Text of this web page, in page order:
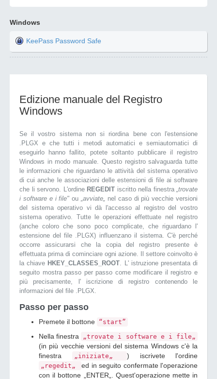
Windows
KeePass Password Safe
Edizione manuale del Registro
Windows
Se il vostro sistema non si riordina bene con l'estensione
.PLGX e che tutti i metodi automatici e semiautomatici di
eseguirlo hanno fallito, potete soltanto pubblicare il registro
Windows in modo manuale. Questo registro salvaguarda tutte
le informazioni che riguardano le attività del sistema operativo
di cui anche le associazioni delle estensioni di file ai software
che li servono. L'ordine REGEDIT iscritto nella finestra „trovate
i software e i file" ou„avviate„ nel caso di più vecchie versioni
del sistema operativo vi dà l'accesso al registro del vostro
sistema operativo. Tutte le operazioni effettuate nel registro
(anche coloro che sono poco complicate, che riguardano l'
estensione del file .PLGX) influenzano il sistema. C'è perché
occorre assicurarsi che la copia del registro presente è
effettuata prima di cominciare ogni azione. Il settore coinvolto è
la chiave HKEY_CLASSES_ROOT. L' istruzione presentata di
seguito mostra passo per passo come modificare il registro e
più precisamente, l' iscrizione di registro contenendo le
informazioni del file .PLGX.
Passo per passo
Premete il bottone “start”
Nella finestra „trovate i software e i file„
(in più vecchie versioni del sistema Windows c'è la
finestra
„iniziate„ ) iscrivete l'ordine
„regedit„
ed in seguito confermate l'operazione
con il bottone „ENTER„. Quest'operazione mette in